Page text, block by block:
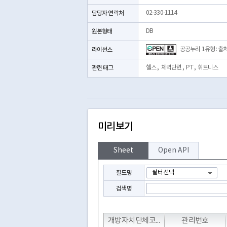
담당자 연락처 02-330-1114
원본형태 DB
라이선스 공공누리 1유형 : 출
관련 태그 헬스, 체력단련 , PT,휘트니스
미리보기
Sheet Open API
필드명
검색명
개방자치단체코드 관리번호